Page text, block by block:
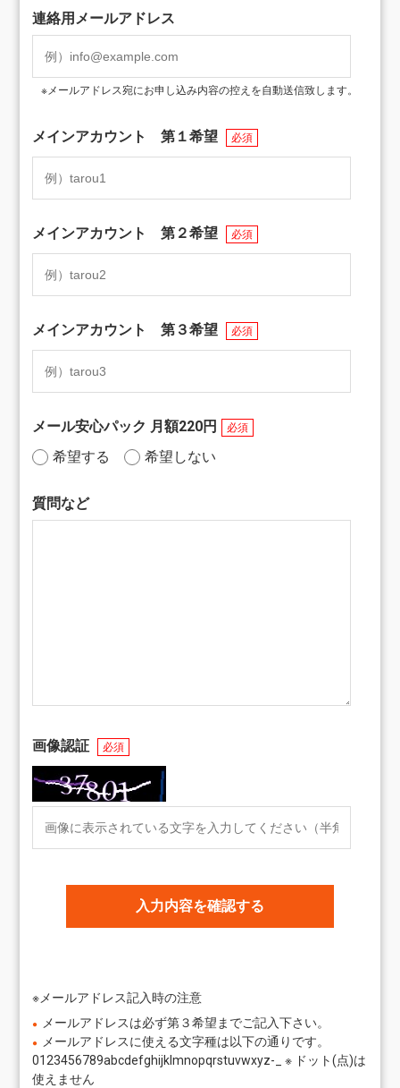
連絡用メールアドレス
※メールアドレス宛にお申し込み内容の控えを自動送信致します。
メインアカウント 第１希望 必須
メインアカウント 第２希望 必須
メインアカウント 第３希望 必須
メール安心パック 月額220円 必須
希望する 希望しない
質問など
画像認証 必須
※メールアドレス記入時の注意
メールアドレスは必ず第３希望までご記入下さい。
メールアドレスに使える文字種は以下の通りです。
0123456789abcdefghijklmnopqrstuvwxyz-_※ ドット(点)は
使えません